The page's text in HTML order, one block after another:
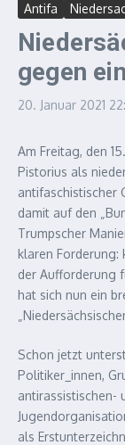
Antifa
gegen
20. Januar 2021
Am Freitag, den
Pistorius als
antifaschistischer
damit auf den
Trumpscher
klaren Forderung:
der Aufforderung
hat sich nun ein
Schon jetzt
Politiker_innen,
antirassistischen-
als